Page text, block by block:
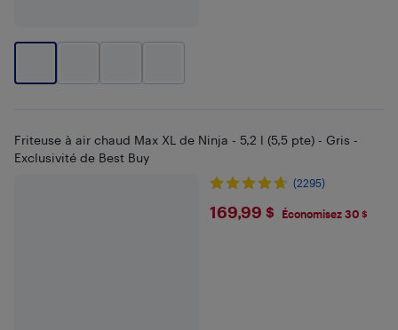
Friteuse à air chaud Max XL de Ninja - 5,2 l (5,5 pte) - Gris -
Exclusivité de Best Buy
(2295)
$169.99
169,99 $ Économisez 30 $